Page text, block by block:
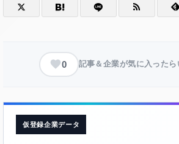
0 記事＆企業が気に入った
仮登録企業データ